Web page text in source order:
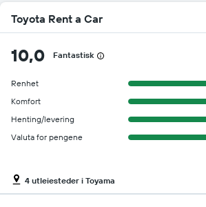
Toyota Rent a Car
10,0 Fantastisk
Renhet
Komfort
Henting/levering
Valuta for pengene
4 utleiesteder i Toyama